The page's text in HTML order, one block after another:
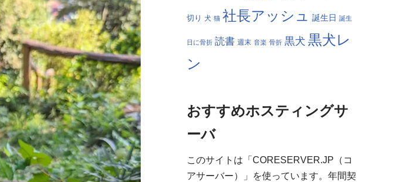
切り 犬 猫 社長アッシュ 誕生日 誕生
日に骨折 読書 週末 音楽 骨折 黒犬 黒犬レ
ン
おすすめホスティングサ
ーバ
このサイトは「CORESERVER.JP（コ
アサーバー）」を使っています。年間契